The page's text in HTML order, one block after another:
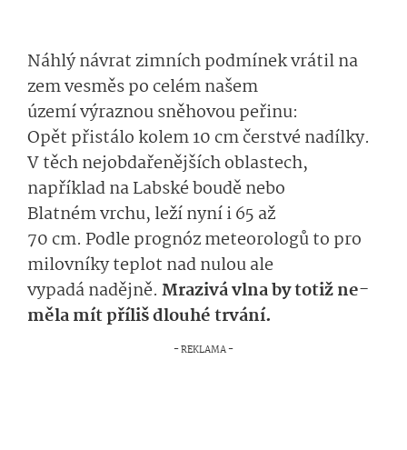
Náhlýnávrat zimních podmínekvrátil na
zemvesměspo celém našem
územívýraznou­sněhovou peřinu:
Opět přistálo kolem 10 cm čerstvénadílky.
V těch nejobdařenějšícho­blastech,
například na Labskéboudě nebo
Blatnémvrchu, leží nyníi65 až
70 cm. Podle prognózmeteo­rologůto pro
milovníky teplot nad nulou ale
vypadánadějně­. Mrazivá vlnabytotižne­
mělamítpřílišdlou­hé trvání.